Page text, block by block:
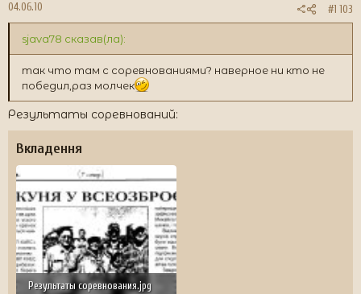
04.06.10 #1 103
sjava78 сказав(ла):
так что там с соревнованиями? наверное ни кто не
победил,раз молчек
Результаты соревнований:
Вкладення
Результаты соревнования.jpg